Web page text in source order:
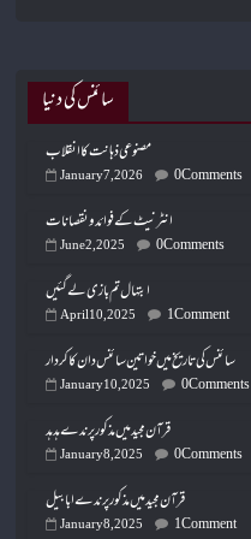
سائنس کی دنیا
مصنوعی ذہانت کا انقلاب
January 7, 2026 0 Comments
انٹرنیٹ کے فوائد و نقصانات
June 2, 2025 0 Comments
ابتہال تم بازی لے گئیں
April 10, 2025 1 Comment
سائنس کی تاریخ میں خواتین سائنس دان کا کردار
January 10, 2025 0 Comments
قرآن مجید میں مذکور پرندے ہدہد
January 8, 2025 0 Comments
قرآن مجید میں مذکور پرندے ابابیل
January 8, 2025 1 Comment